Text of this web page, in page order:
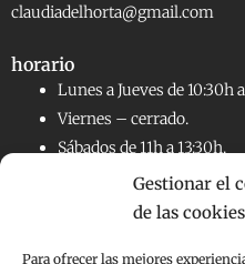
Gestionar el
de las cookies
Para ofrecer las mejores
claudiadelhorta@gmail.com
horario
Lunes a Jueves de 10:30h
Viernes – cerrado.
Sábados de 11h a 13:30h.